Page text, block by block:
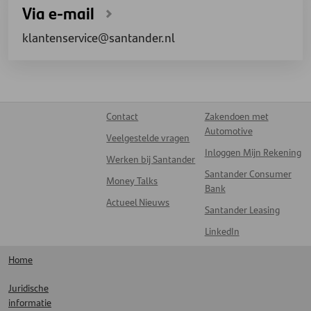
Via e-mail
klantenservice@santander.nl
Contact
Veelgestelde vragen
Werken bij Santander
Money Talks
Actueel Nieuws
Zakendoen met
Automotive
Inloggen Mijn Rekening
Santander Consumer
Bank
Santander Leasing
LinkedIn
Home
Juridische
informatie